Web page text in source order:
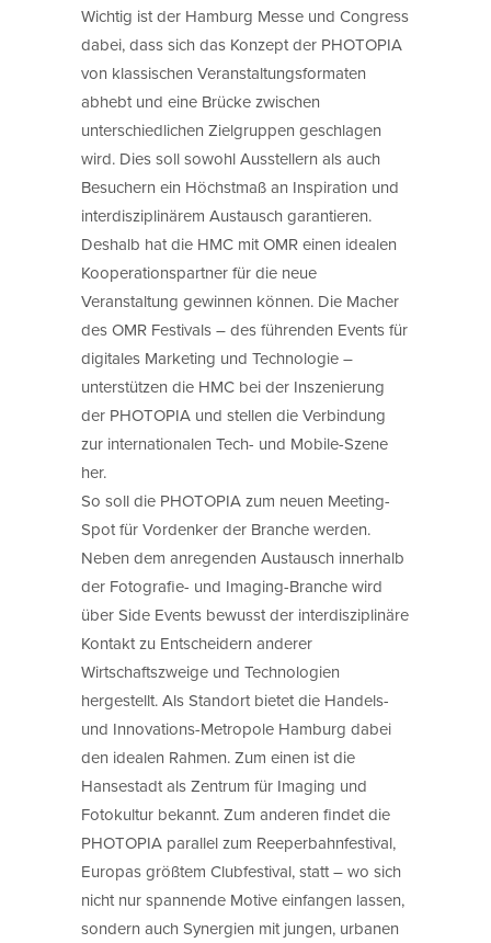
Wichtig ist der Hamburg Messe und Congress
dabei, dass sich das Konzept der PHOTOPIA
von klassischen Veranstaltungsformaten
abhebt und eine Brücke zwischen
unterschiedlichen Zielgruppen geschlagen
wird. Dies soll sowohl Ausstellern als auch
Besuchern ein Höchstmaß an Inspiration und
interdisziplinärem Austausch garantieren.
Deshalb hat die HMC mit OMR einen idealen
Kooperationspartner für die neue
Veranstaltung gewinnen können. Die Macher
des OMR Festivals – des führenden Events für
digitales Marketing und Technologie –
unterstützen die HMC bei der Inszenierung
der PHOTOPIA und stellen die Verbindung
zur internationalen Tech- und Mobile-Szene
her.
So soll die PHOTOPIA zum neuen Meeting-
Spot für Vordenker der Branche werden.
Neben dem anregenden Austausch innerhalb
der Fotografie- und Imaging-Branche wird
über Side Events bewusst der interdisziplinäre
Kontakt zu Entscheidern anderer
Wirtschaftszweige und Technologien
hergestellt. Als Standort bietet die Handels-
und Innovations-Metropole Hamburg dabei
den idealen Rahmen. Zum einen ist die
Hansestadt als Zentrum für Imaging und
Fotokultur bekannt. Zum anderen findet die
PHOTOPIA parallel zum Reeperbahnfestival,
Europas größtem Clubfestival, statt – wo sich
nicht nur spannende Motive einfangen lassen,
sondern auch Synergien mit jungen, urbanen